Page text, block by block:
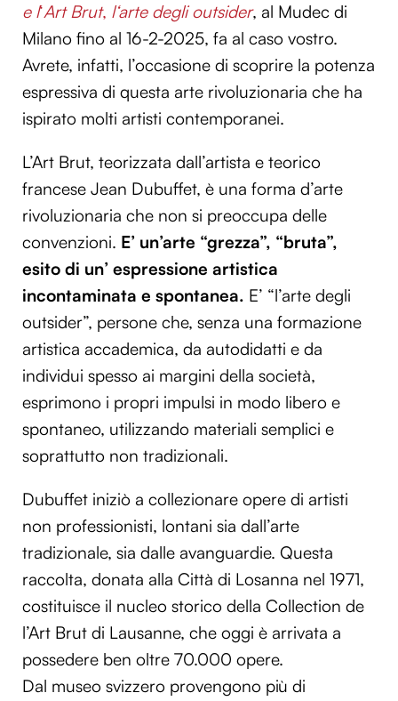
e l‘Art Brut, l‘arte degli outsider, al Mudec di
Milano fino al 16-2-2025, fa al caso vostro.
Avrete, infatti, l’occasione di scoprire la potenza
espressiva di questa arte rivoluzionaria che ha
ispirato molti artisti contemporanei.
L’Art Brut, teorizzata dall’artista e teorico
francese Jean Dubuffet, è una forma d’arte
rivoluzionaria che non si preoccupa delle
convenzioni. E’ un’arte “grezza”, “bruta”,
esito di un’ espressione artistica
incontaminata e spontanea. E’ “l’arte degli
outsider”, persone che, senza una formazione
artistica accademica, da autodidatti e da
individui spesso ai margini della società,
esprimono i propri impulsi in modo libero e
spontaneo, utilizzando materiali semplici e
soprattutto non tradizionali.
Dubuffet iniziò a collezionare opere di artisti
non professionisti, lontani sia dall’arte
tradizionale, sia dalle avanguardie. Questa
raccolta, donata alla Città di Losanna nel 1971,
costituisce il nucleo storico della Collection de
l’Art Brut di Lausanne, che oggi è arrivata a
possedere ben oltre 70.000 opere.
Dal museo svizzero provengono più di